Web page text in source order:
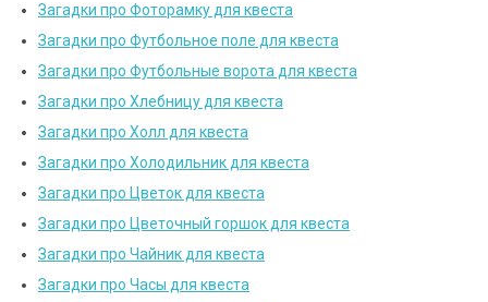
Загадки про Фоторамку для квеста
Загадки про Футбольное поле для квеста
Загадки про Футбольные ворота для квеста
Загадки про Хлебницу для квеста
Загадки про Холл для квеста
Загадки про Холодильник для квеста
Загадки про Цветок для квеста
Загадки про Цветочный горшок для квеста
Загадки про Чайник для квеста
Загадки про Часы для квеста